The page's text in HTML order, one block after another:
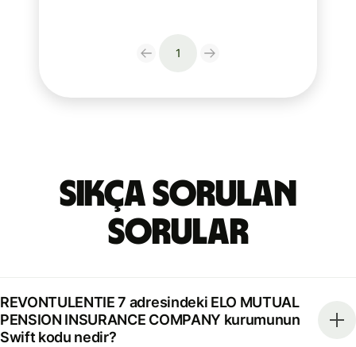
1
Sıkça Sorulan
Sorular
REVONTULENTIE 7 adresindeki ELO MUTUAL
PENSION INSURANCE COMPANY kurumunun
Swift kodu nedir?